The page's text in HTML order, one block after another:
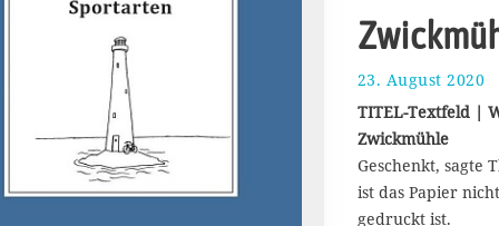
23. August 2020
8
u
g
TITEL-Textfeld |
Zwickmühle
Geschenkt, sagte
ist das Papier
gedruckt ist.